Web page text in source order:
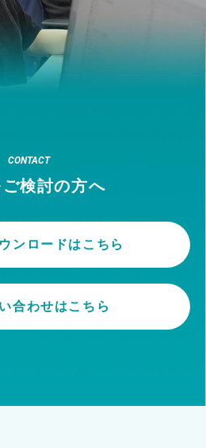
CONTACT
検討の方へ
ンロードはこちら
合わせはこちら